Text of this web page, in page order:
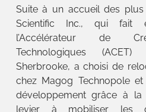
Suite à un accueil des plus
Scientific Inc., qui fait
l’Accélérateur de
Technologiques
Sherbrooke, a choisi de
chez Magog Technopole
développement grâce à
levier à mobiliser les